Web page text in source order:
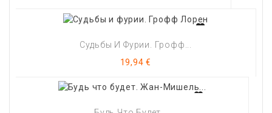
Судьбы И Фурии. Грофф...
Цена
19,94 €